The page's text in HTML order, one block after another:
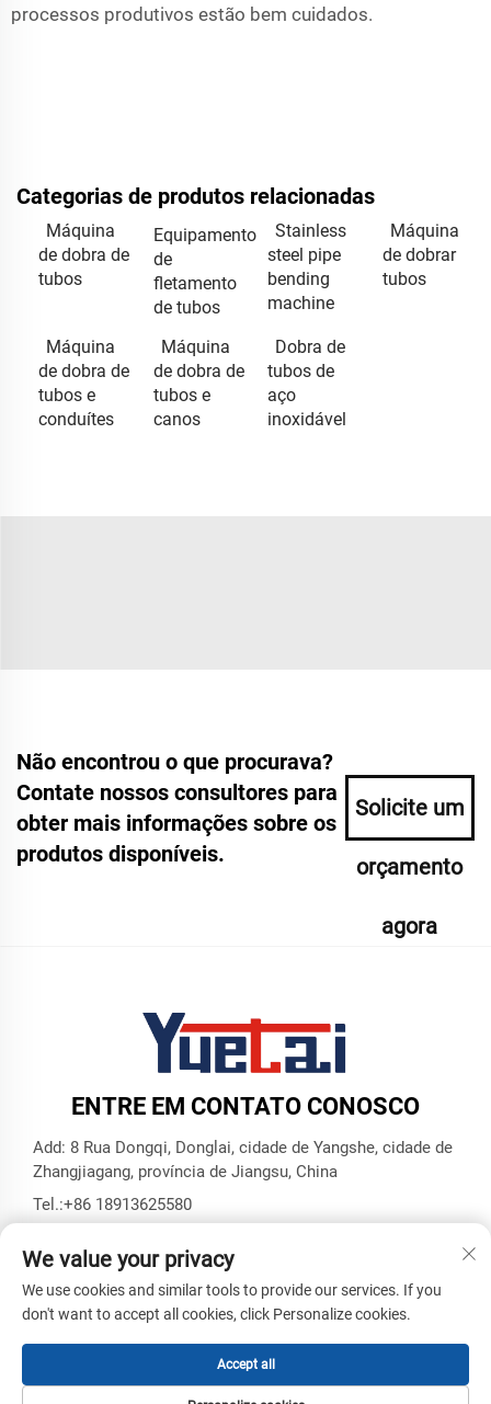
processos produtivos estão bem cuidados.
Categorias de produtos relacionadas
Máquina
de dobra de
tubos
Equipamento
de
fletamento
de tubos
Stainless
steel pipe
bending
machine
Máquina
de dobrar
tubos
Máquina
de dobra de
tubos e
conduítes
Máquina
de dobra de
tubos e
canos
Dobra de
tubos de
aço
inoxidável
Não encontrou o que procurava?
Contate nossos consultores para
obter mais informações sobre os
produtos disponíveis.
Solicite um
orçamento
agora
ENTRE EM CONTATO CONOSCO
Add: 8 Rua Dongqi, Donglai, cidade de Yangshe, cidade de
Zhangjiagang, província de Jiangsu, China
Tel.:+86 18913625580
Direitos Autorais © Zhangjiagang Yuetai Precision Machinery
Privacidade-BLOG
We value your privacy
We use cookies and similar tools to provide our services. If you
don't want to accept all cookies, click Personalize cookies.
Accept all